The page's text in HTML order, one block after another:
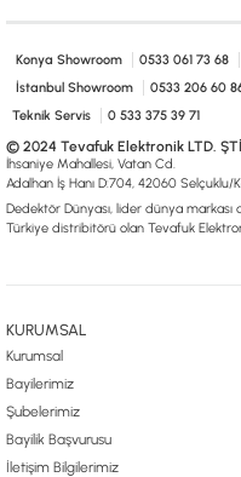
Konya Showroom 0533 061 73 68
İstanbul Showroom
0533 206 60
Teknik Servis
0 533 375 39 71
© 2024 Tevafuk Elektronik LTD.
İhsaniye Mahallesi, Vatan Cd.
Adalhan İş Hanı D:704, 42060 Selçuklu/
Dedektör Dünyası, lider dünya markası
Türkiye distribitörü olan Tevafuk
KURUMSAL
Kurumsal
Bayilerimiz
Şubelerimiz
Bayilik Başvurusu
İletişim Bilgilerimiz